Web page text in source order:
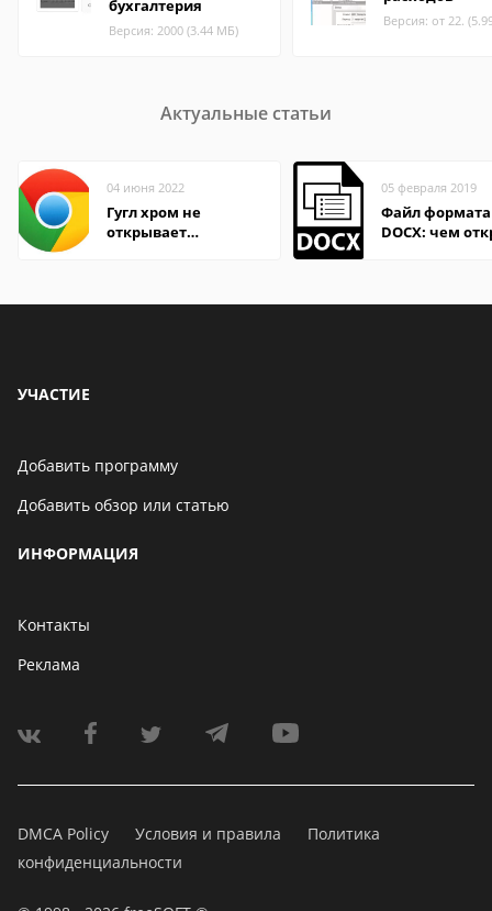
бухгалтерия
Версия: 2000 (3.44 МБ)
Версия: от 22.
Актуальные статьи
04 июня 2022
Гугл хром не
открывает
05 февраля 2019
Файл формата
DOCX: чем
УЧАСТИЕ
Добавить программу
Добавить обзор или статью
ИНФОРМАЦИЯ
Контакты
Реклама
DMCA Policy Условия и правила
Политика
конфиденциальности